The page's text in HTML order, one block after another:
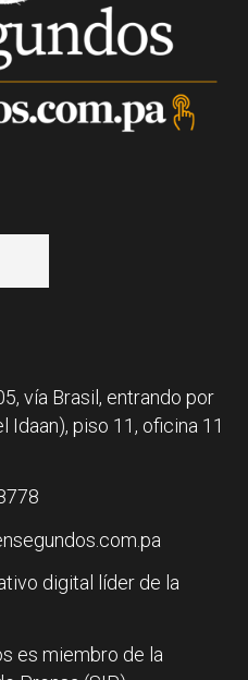
vía Brasil, entrando por
Idaan), piso 11, oficina 11
digital líder de la
es miembro de la